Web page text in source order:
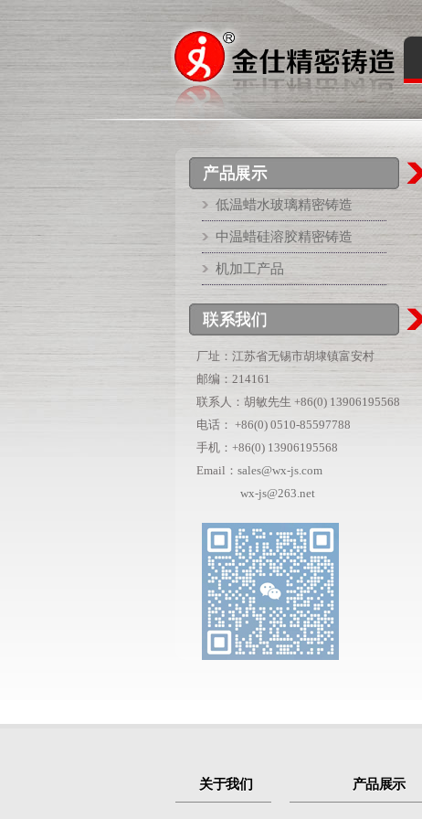
产品展示
低温蜡水玻璃精密铸造
中温蜡硅溶胶精密铸造
机加工产品
联系我们
厂址：江苏省无锡市胡埭镇富安村
邮编：214161
联系人：胡敏先生 +86(0) 13906195568
电话： +86(0) 0510-85597788
手机：+86(0) 13906195568
Email： sales@wx-js.com
wx-js@263.net
关于我们 产品展示